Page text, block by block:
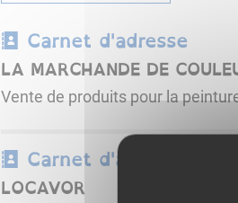
Carnet d'adresse
LA MARCHANDE DE
Vente de produits pour la
Carnet d'adresse
LOCAVOR